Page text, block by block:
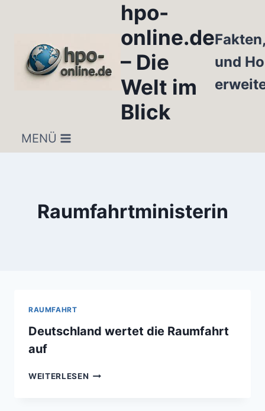
hpo-
online.de
– Die
Welt im
Blick
und
MENÜ
Raumfahrtministerin
RAUMFAHRT
Deutschland wertet die Raumfahrt
auf
WEITERLESEN DEUTSCHLAND